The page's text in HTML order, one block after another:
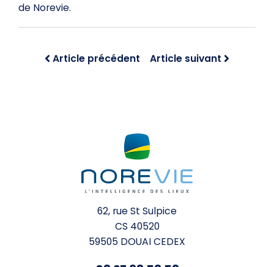
de Norevie.
Article précédent Article suivant
62, rue St Sulpice
CS 40520
59505 DOUAI CEDEX